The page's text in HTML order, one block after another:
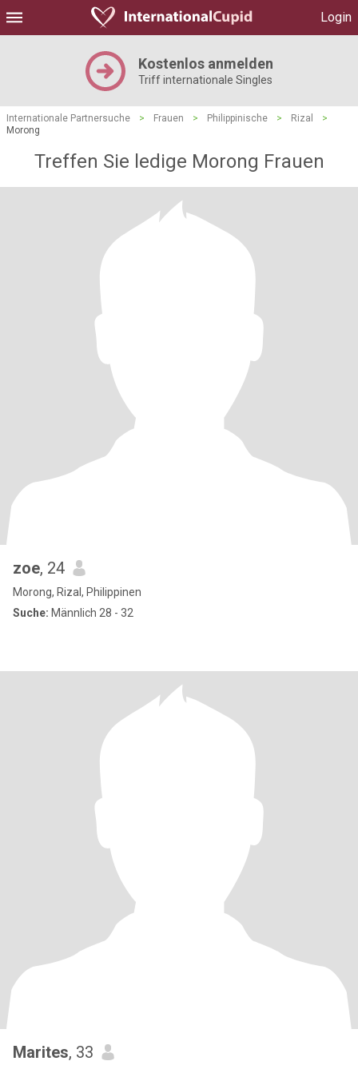
Login
Kostenlos anmelden
Triff internationale Singles
Internationale Partnersuche > Frauen > Philippinische > Rizal
>
Morong
Treffen Sie ledige Morong Frauen
zoe, 24
Morong, Rizal, Philippinen
Suche: Männlich 28 - 32
Marites, 33